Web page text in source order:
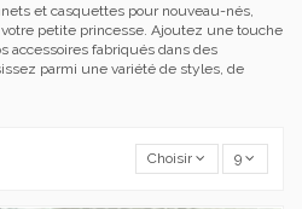
et casquettes pour nouveau-nés,
petite princesse. Ajoutez une touche
accessoires fabriqués dans des
parmi une variété de styles, de
Choisir 9